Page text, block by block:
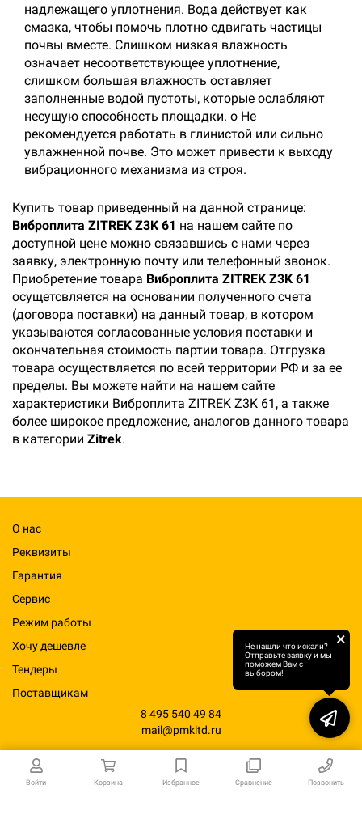
Войти Корзина Избранное Сравнение Позвонить
надлежащего уплотнения. Вода действует как
смазка, чтобы помочь плотно сдвигать частицы
почвы вместе. Слишком низкая влажность
означает несоответствующее уплотнение,
слишком большая влажность оставляет
заполненные водой пустоты, которые ослабляют
несущую способность площадки. o Не
рекомендуется работать в глинистой или сильно
увлажненной почве. Это может привести к выходу
вибрационного механизма из строя.
Купить товар приведенный на данной странице:
Виброплита ZITREK Z3K 61 на нашем сайте по
доступной цене можно связавшись с нами через
заявку, электронную почту или телефонный звонок.
Приобретение товара Виброплита ZITREK Z3K 61
осущетсвляется на основании полученного счета
(договора поставки) на данный товар, в котором
указываются согласованные условия поставки и
окончательная стоимость партии товара. Отгрузка
товара осуществляется по всей территории РФ и за ее
пределы. Вы можете найти на нашем сайте
характеристики Виброплита ZITREK Z3K 61, а также
более широкое предложение, аналогов данного товара
в категории Zitrek.
О нас
Реквизиты
Гарантия
Сервис
Режим работы
Хочу дешевле
Тендеры
Поставщикам
8 495 540 49 84
mail@pmkltd.ru
Не нашли что искали?
Отправьте заявку и мы
поможем Вам с
выбором!
×